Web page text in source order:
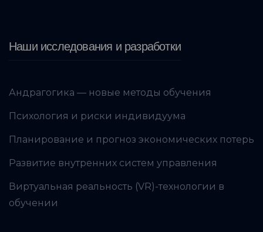
Наши исследования и разработки
Андрагогика — новые методы обучения
Психология и риски индивидуума
Планирование и прогноз экономических потерь
Развитие внутренних систем управления
Виртуальная реальность (VR)-технологии в
обучении